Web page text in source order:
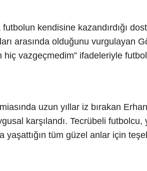
kendisine kazandırdığı
arasında olduğunu vurgulayan
hiç vazgeçmedim” ifadeleriyle
uzun yıllar iz bırakan
karşılandı. Tecrübeli futbolcu,
tüm güzel anlar için